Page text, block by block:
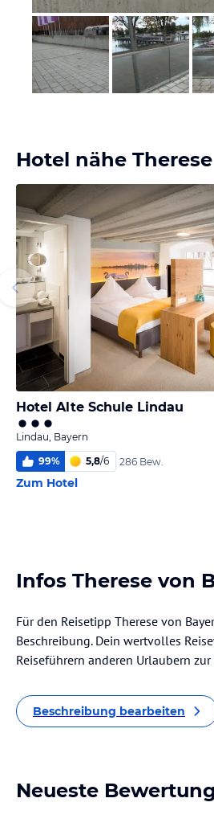
Bild melden
von Klaus
Hotel nähe
Hotel Alte Schule Lindau
Lindau, Bayern
99% 5,8/6 286 Bew.
Zum Hotel
Infos Therese von
Für den Reisetipp Therese von
Beschreibung. Dein wertvolles
Reiseführern anderen Urlaubern
Beschreibung bearbeiten
Neueste